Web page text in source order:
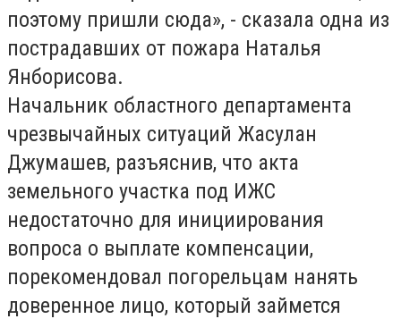
поэтому пришли сюда», - сказала одна из
пострадавших от пожара Наталья
Янборисова.
Начальник областного департамента
чрезвычайных ситуаций Жасулан
Джумашев, разъяснив, что акта
земельного участка под ИЖС
недостаточно для инициирования
вопроса о выплате компенсации,
порекомендовал погорельцам нанять
доверенное лицо, который займется